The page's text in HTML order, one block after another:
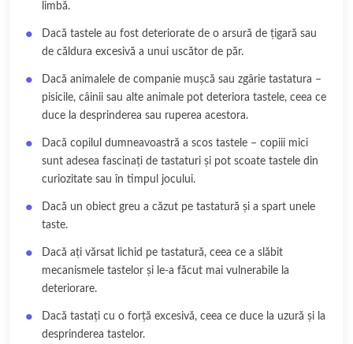
limbă.
Dacă tastele au fost deteriorate de o arsură de țigară sau
de căldura excesivă a unui uscător de păr.
Dacă animalele de companie mușcă sau zgârie tastatura –
pisicile, câinii sau alte animale pot deteriora tastele, ceea ce
duce la desprinderea sau ruperea acestora.
Dacă copilul dumneavoastră a scos tastele – copiii mici
sunt adesea fascinați de tastaturi și pot scoate tastele din
curiozitate sau în timpul jocului.
Dacă un obiect greu a căzut pe tastatură și a spart unele
taste.
Dacă ați vărsat lichid pe tastatură, ceea ce a slăbit
mecanismele tastelor și le-a făcut mai vulnerabile la
deteriorare.
Dacă tastați cu o forță excesivă, ceea ce duce la uzură și la
desprinderea tastelor.